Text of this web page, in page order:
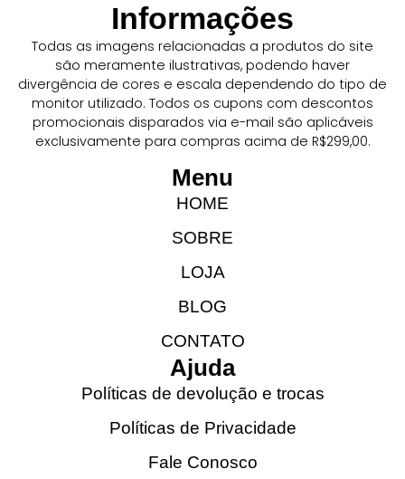
Informações
Todas as imagens relacionadas a produtos do site
são meramente ilustrativas, podendo haver
divergência de cores e escala dependendo do tipo de
monitor utilizado. Todos os cupons com descontos
promocionais disparados via e-mail são aplicáveis
exclusivamente para compras acima de R$299,00.
Menu
HOME
SOBRE
LOJA
BLOG
CONTATO
Ajuda
Políticas de devolução e trocas
Políticas de Privacidade
Fale Conosco